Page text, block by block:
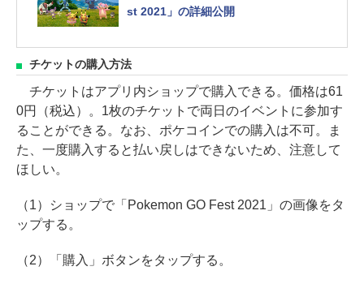
st 2021」の詳細公開
チケットの購入方法
チケットはアプリ内ショップで購入できる。価格は61
0円（税込）。1枚のチケットで両日のイベントに参加す
ることができる。なお、ポケコインでの購入は不可。ま
た、一度購入すると払い戻しはできないため、注意して
ほしい。
（1）ショップで「Pokemon GO Fest 2021」の画像をタ
ップする。
（2）「購入」ボタンをタップする。